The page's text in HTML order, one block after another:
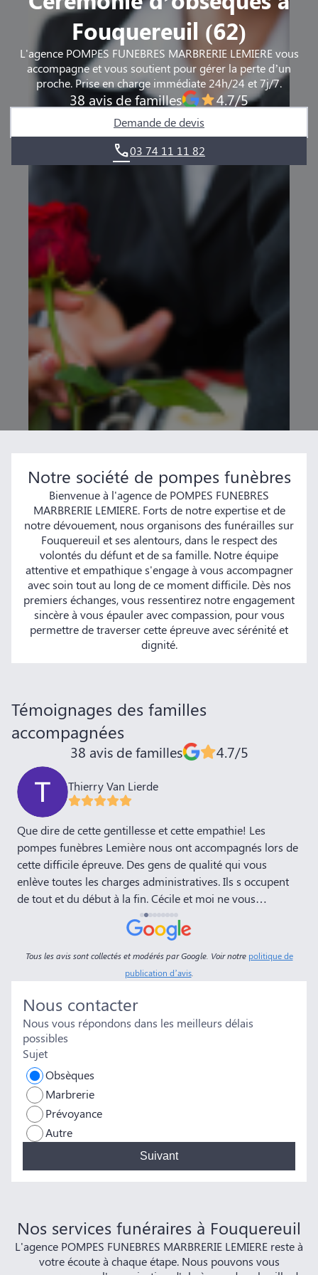
Fouquereuil (62)
L'agence POMPES FUNEBRES MARBRERIE LEMIERE vous
accompagne et vous soutient pour gérer la perte d’un
proche. Prise en charge immédiate 24h/24 et 7j/7.
38 avis de familles 4.7/5
Demande de devis
03 74 11 11 82
Notre société de pompes funèbres
Bienvenue à l'agence de POMPES FUNEBRES
MARBRERIE LEMIERE. Forts de notre expertise et de
notre dévouement, nous organisons des funérailles sur
Fouquereuil et ses alentours, dans le respect des
volontés du défunt et de sa famille. Notre équipe
attentive et empathique s'engage à vous accompagner
avec soin tout au long de ce moment difficile. Dès nos
premiers échanges, vous ressentirez notre engagement
sincère à vous épauler avec compassion, pour vous
permettre de traverser cette épreuve avec sérénité et
dignité.
Témoignages des familles
accompagnées
38 avis de familles 4.7/5
Thierry Van Lierde
Que dire de cette gentillesse et cette empathie! Les
pompes funèbres Lemière nous ont accompagnés lors de
cette difficile épreuve. Des gens de qualité qui vous
enlève toutes les charges administratives. Ils s occupent
de tout et du début à la fin. Cécile et moi ne vous
remercieront jamais assez! Bravo
Tous les avis sont collectés et modérés par Google. Voir notre politique de
publication d’avis.
Nous contacter
Nous vous répondons dans les meilleurs délais
possibles
Sujet
Obsèques
Marbrerie
Prévoyance
Autre
Suivant
Nos services funéraires à Fouquereuil
L'agence POMPES FUNEBRES MARBRERIE LEMIERE reste à
votre écoute à chaque étape. Nous pouvons vous